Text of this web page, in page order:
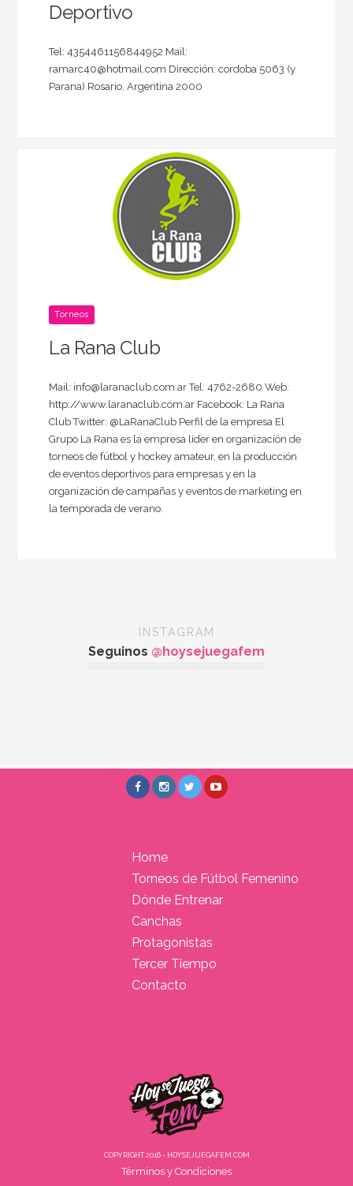
Deportivo
Tel: 4354461156844952 Mail:
ramarc40@hotmail.com Dirección: cordoba 5063 (y
Parana) Rosario, Argentina 2000
Torneos
La Rana Club
Mail: info@laranaclub.com.ar Tel: 4762-2680 Web:
http://www.laranaclub.com.ar Facebook: La Rana
Club Twitter: @LaRanaClub Perfil de la empresa El
Grupo La Rana es la empresa líder en organización de
torneos de fútbol y hockey amateur, en la producción
de eventos deportivos para empresas y en la
organización de campañas y eventos de marketing en
la temporada de verano.
INSTAGRAM
Seguinos @hoysejuegafem
Home
Torneos de Fútbol Femenino
Dónde Entrenar
Canchas
Protagonistas
Tercer Tiempo
Contacto
COPYRIGHT 2016 - HOYSEJUEGAFEM.COM
Términos y Condiciones